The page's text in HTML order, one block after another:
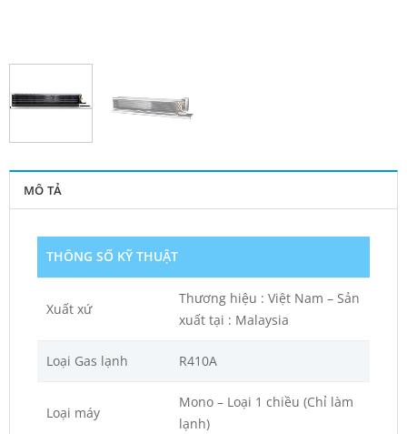
MÔ TẢ
THÔNG SỐ KỸ THUẬT
Xuất xứ
Thương hiệu : Việt Nam – Sản
xuất tại : Malaysia
Loại Gas lạnh R410A
Loại máy
Mono – Loại 1 chiều (Chỉ làm
lạnh)